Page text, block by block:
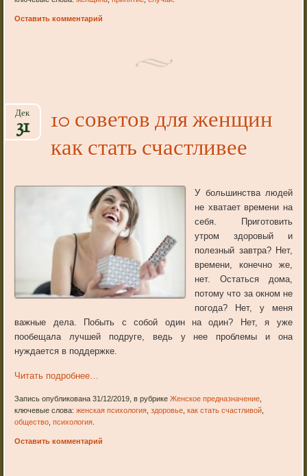
Оставить комментарий
10 советов для женщин
как стать счастливее
Дек
31
У большинства людей
не хватает времени на
себя. Приготовить
утром здоровый и
полезный завтра? Нет,
времени, конечно же,
нет. Остаться дома,
потому что за окном не
погода? Нет, у меня
важные дела. Побыть с собой один на один? Нет, я уже
пообещала лучшей подруге, ведь у нее проблемы и она
нуждается в поддержке.
Читать подробнее…
Запись опубликована 31/12/2019, в рубрикеЖенское предназначение
ключевые слова:женская психология ,здоровье ,как стать счастливой
общество ,психология
Оставить комментарий